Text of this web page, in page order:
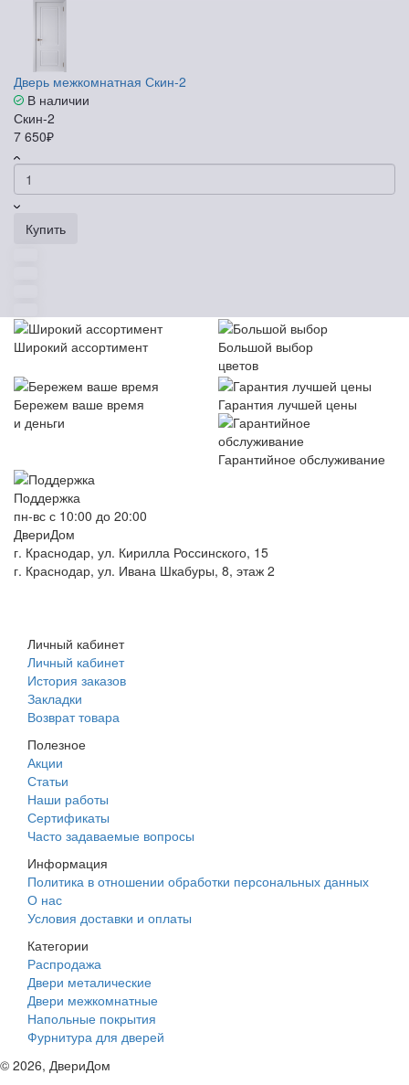
Дверь межкомнатная Скин-2
В наличии
Скин-2
7 650₽
Купить
Широкий ассортимент
Большой выбор
цветов
Бережем ваше время
и деньги
Гарантия лучшей цены
Гарантийное обслуживание
Поддержка
пн-вс с 10:00 до 20:00
ДвериДом
г. Краснодар, ул. Кирилла Россинского, 15
г. Краснодар, ул. Ивана Шкабуры, 8, этаж 2
Личный кабинет
Личный кабинет
История заказов
Закладки
Возврат товара
Полезное
Акции
Статьи
Наши работы
Сертификаты
Часто задаваемые вопросы
Информация
Политика в отношении обработки персональных данных
О нас
Условия доставки и оплаты
Категории
Распродажа
Двери металические
Двери межкомнатные
Напольные покрытия
Фурнитура для дверей
© 2026, ДвериДом